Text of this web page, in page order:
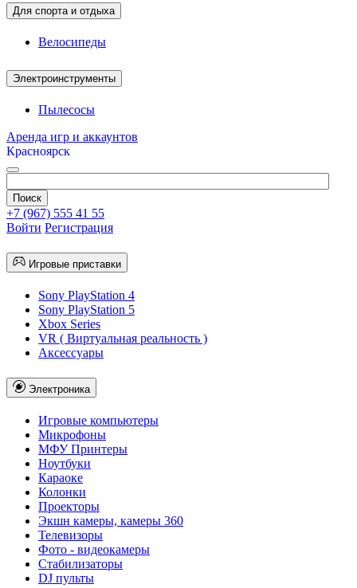
Для спорта и отдыха
Велосипеды
Электроинструменты
Пылесосы
Аренда игр и аккаунтов
Красноярск
+7 (967) 555 41 55
Войти Регистрация
Игровые приставки
Sony PlayStation 4
Sony PlayStation 5
Xbox Series
VR ( Виртуальная реальность )
Аксессуары
Электроника
Игровые компьютеры
Микрофоны
МФУ Принтеры
Ноутбуки
Караоке
Колонки
Проекторы
Экшн камеры, камеры 360
Телевизоры
Фото - видеокамеры
Стабилизаторы
DJ пульты